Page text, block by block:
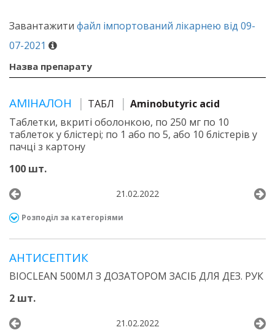
Завантажити файл імпортований лікарнею від 09-
07-2021
Назва препарату
АМІНАЛОН ТАБЛ
Aminobutyric acid
Таблетки, вкриті оболонкою, по 250 мг по 10
таблеток у блістері; по 1 або по 5, або 10 блістерів у
пачці з картону
100 шт.
21.02.2022
Розподіл за категоріями
АНТИСЕПТИК
BIOCLEAN 500МЛ З ДОЗАТОРОМ ЗАСІБ ДЛЯ ДЕЗ. РУК
2 шт.
21.02.2022